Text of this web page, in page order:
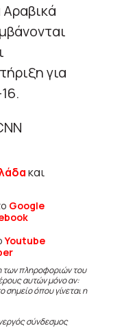
για
και
Google
Youtube
των πληροφοριών του
αυτών μόνο αν:
σημείο όπου γίνεται η
σύνδεσμος